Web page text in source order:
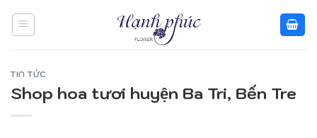
TIN TỨC
Shop hoa tươi huyện Ba Tri, Bến Tre